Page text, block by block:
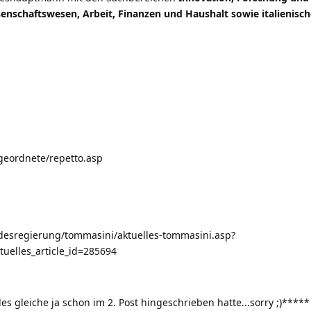
Arbeit, Finanzen und Haushalt sowie
repetto.asp
tommasini/aktuelles-tommasini.asp?
gleiche ja schon im 2. Post hingeschrieben hatte...sorry ;)*****